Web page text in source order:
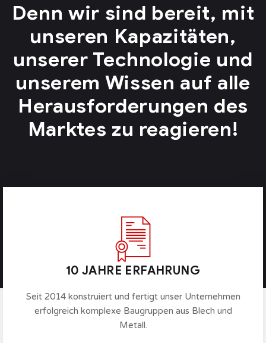
Denn wir sind bereit, mit
unseren Kapazitäten,
unserer Technologie und
unserem Wissen auf alle
Herausforderungen des
Marktes zu reagieren!
10 JAHRE ERFAHRUNG
Seit 2014 konstruiert und fertigt unser Unternehmen
erfolgreich komplexe Baugruppen aus Blech und
Metall.